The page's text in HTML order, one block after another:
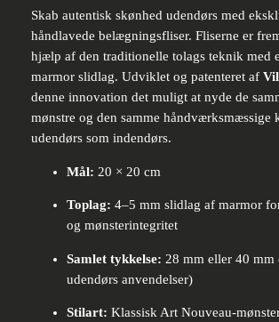
Skab autentisk skønhed udendørs med
håndlavede belægningsfliser. Fliserne er
hjælp af den traditionelle tolags teknik med
marmor slidlag. Udviklet og patenteret af
denne innovation det muligt at nyde de
mønstre og den samme håndværksmæssige
udendørs som indendørs.
Mål: 20 × 20 cm
Toplag: 4–5 mm slidlag af marmor
og mønsterintegritet
Samlet tykkelse: 28 mm eller 40
udendørs anvendelser)
Stilart: Klassisk Art Nouveau-